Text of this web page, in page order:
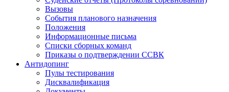
Вызовы
События планового назначения
Положения
Информационные письма
Списки сборных команд
Приказы о подтверждении ССВК
Антидопинг
Пулы тестирования
Дисквалификация